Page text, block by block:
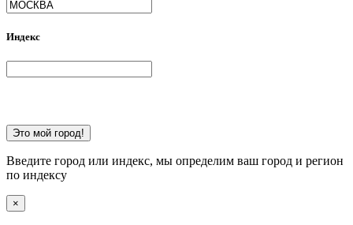
Индекс
Это мой город!
Введите город или индекс, мы определим ваш город и регион
по индексу
×